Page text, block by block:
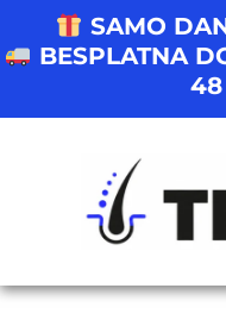
SAMO
BESPLATNA
48